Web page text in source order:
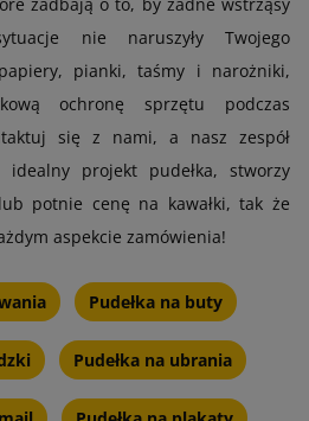
nie naruszyły Twojego
pianki, taśmy i narożniki,
ochronę sprzętu podczas
się z nami, a nasz zespół
idealny projekt pudełka, stworzy
potnie cenę na kawałki, tak że
aspekcie zamówienia!
Pudełka na buty
Pudełka na ubrania